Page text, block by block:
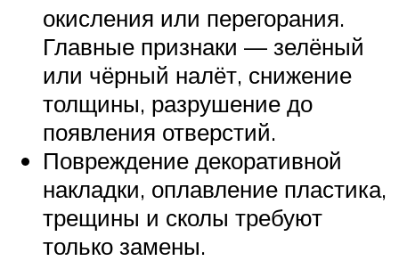
окисления или перегорания.
Главные признаки — зелёный
или чёрный налёт, снижение
толщины, разрушение до
появления отверстий.
Повреждение декоративной
накладки, оплавление пластика,
трещины и сколы требуют
только замены.